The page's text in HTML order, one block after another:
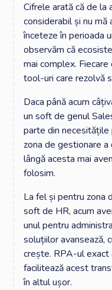
Cifrele arată că de la
considerabil și nu
înceteze în perioada
observăm că
mai complex.
tool-uri care rezolvă
Daca până acum
un soft de genul
parte din necesitățile
zona de gestionare
lângă acesta mai
folosim.
La fel și pentru zona
soft de HR, acum
unul pentru
soluțiilor avansează,
crește. RPA-ul exact
facilitează acest
în altul ușor.